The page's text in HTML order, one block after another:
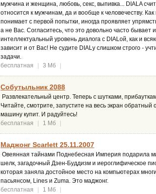
мужчина и женщина, любовь, секс, выпивка... DIALA
относится к мужчинам, да и вообще к человечеству.
понимает с первой попытки, иногда проявляет
а не Вас. Согласитесь, что это довольно часто бывает
интеллектуальный уровень диалога с DIALой, как и
зависит и от Вас! Не судите DIALу слишком строго -
задачи.
бесплатная
3 Мб
Собутыльник 2088
Развлекательный центр. Теперь с шутками,
Читайте, смотрите, запустите на весь экран обратный
машину купит. И радуйтесь!
бесплатная
1 Мб
Маджонг Scarlett 25.11.2007
Овеянная тайнами Поднебесная Империя подарила
шелк, загадочный Дзен-Буддизм и иероглифическое
которая заняла достойное место на компьютерах
пасьянсом, Lines и Zuma. Это маджонг.
бесплатная
1 Мб